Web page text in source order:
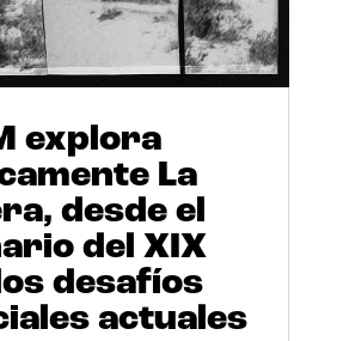
explora
La
desde el
del XIX
desafíos
actuales